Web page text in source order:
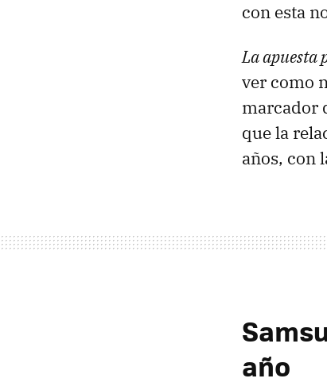
con esta
La apuesta
ver como
marcador
que la
años, con
año